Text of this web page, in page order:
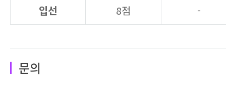
입선
8점 -
문의